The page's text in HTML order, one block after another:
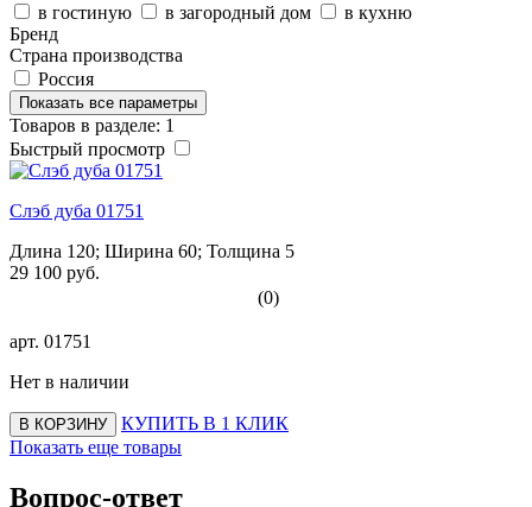
в гостиную
в загородный дом
в кухню
Бренд
Страна производства
Россия
Показать все параметры
Товаров в разделе: 1
Быстрый просмотр
Слэб дуба 01751
Длина 120; Ширина 60; Толщина 5
29 100 руб.
(0)
арт. 01751
Нет в наличии
В КОРЗИНУ
КУПИТЬ В 1 КЛИК
Показать еще товары
Вопрос-ответ